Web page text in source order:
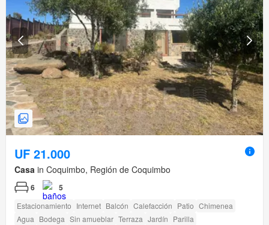
UF 21.000
Casa in Coquimbo, Región de Coquimbo
6 5
Estacionamiento Internet Balcón Calefacción Patio Chimenea
Agua Bodega Sin amueblar Terraza Jardín Parilla